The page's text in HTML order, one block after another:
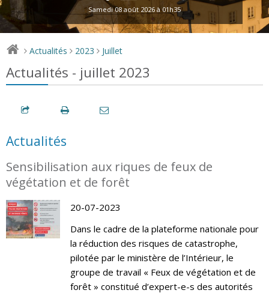
Samedi 08 août 2026 à 01h35
> Actualités > 2023 > Juillet
Actualités - juillet 2023
Actualités
Sensibilisation aux riques de feux de
végétation et de forêt
20-07-2023
Dans le cadre de la plateforme nationale pour
la réduction des risques de catastrophe,
pilotée par le ministère de l’Intérieur, le
groupe de travail « Feux de végétation et de
forêt » constitué d’expert-e-s des autorités